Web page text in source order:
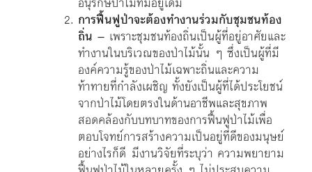
การฟื้นฟูป่าจะต้องทำงานร่วมกับชุมชนท้อง
ถิ่น – เพราะชุมชนท้องถิ่นเป็นผู้ที่อยู่อาศัยและ
ทำงานในบริเวณของป่าไม้นั้น ๆ ซึ่งเป็นผู้ที่มี
องค์ความรู้ของป่าไม้เฉพาะถิ่นและความ
ท้าทายที่กำลังเผชิญ ทั้งยังเป็นผู้ที่ได้ประโยชน์
จากป่าไม้โดยตรงในด้านอาชีพและสุขภาพ
สอดคล้องกับบทบาทของการฟื้นฟูป่าไม้เพื่อ
ตอบโจทย์การสร้างความเป็นอยู่ที่ดีของมนุษย์
อย่างไรก็ดี มีงานวิจัยที่ระบุว่า ความพยายาม